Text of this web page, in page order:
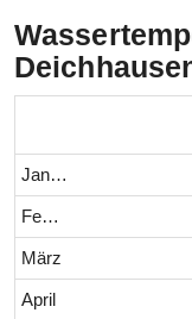
Januar
Februar
März
April